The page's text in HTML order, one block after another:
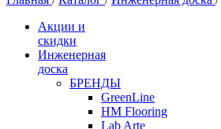
Акции и
скидки
Инженерная
доска
БРЕНДЫ
GreenLine
HM Flooring
Lab Arte